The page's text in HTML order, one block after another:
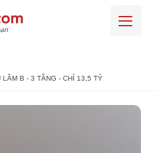
LÂM B - 3 TẦNG - CHỈ 13,5 TỶ